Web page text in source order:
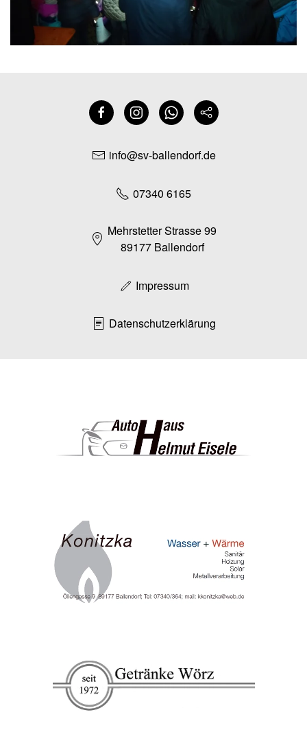
info@sv-ballendorf.de
07340 6165
Mehrstetter Strasse 99
89177 Ballendorf
Impressum
Datenschutzerklärung